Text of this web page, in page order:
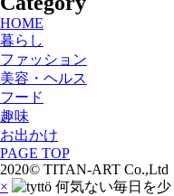
HOME
暮らし
ファッション
美容・ヘルス
フード
趣味
お出かけ
PAGE TOP
2020© TITAN-ART Co.,Ltd
×